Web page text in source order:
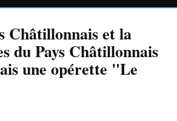
Châtillonnais et la
du Pays Châtillonnais
une opérette "Le